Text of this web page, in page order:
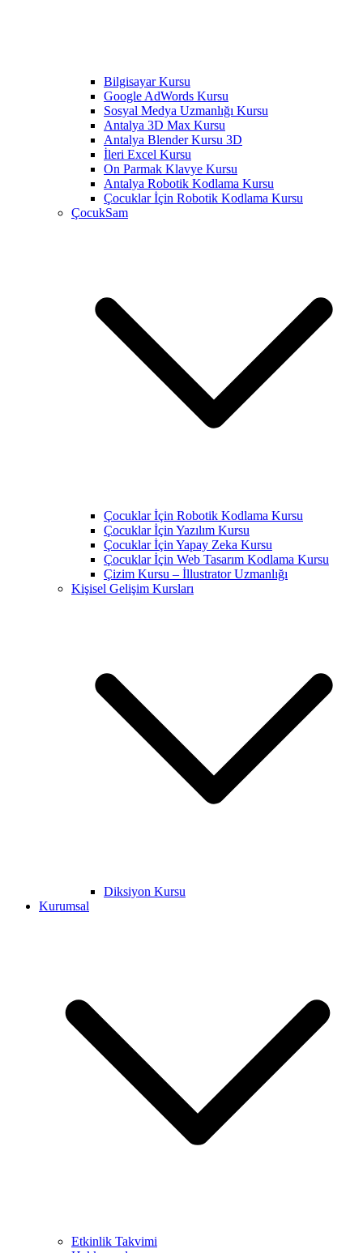
Bilgisayar Kursu
Google AdWords Kursu
Sosyal Medya Uzmanlığı Kursu
Antalya 3D Max Kursu
Antalya Blender Kursu 3D
İleri Excel Kursu
On Parmak Klavye Kursu
Antalya Robotik Kodlama Kursu
Çocuklar İçin Robotik Kodlama Kursu
ÇocukSam
Çocuklar İçin Robotik Kodlama Kursu
Çocuklar İçin Yazılım Kursu
Çocuklar İçin Yapay Zeka Kursu
Çocuklar İçin Web Tasarım Kodlama Kursu
Çizim Kursu – İllustrator Uzmanlığı
Kişisel Gelişim Kursları
Diksiyon Kursu
Kurumsal
Etkinlik Takvimi